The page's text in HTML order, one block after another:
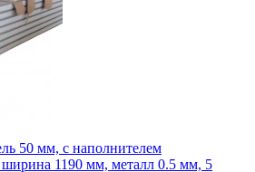
50 мм, с наполнителем
1190 мм, металл 0.5 мм, 5